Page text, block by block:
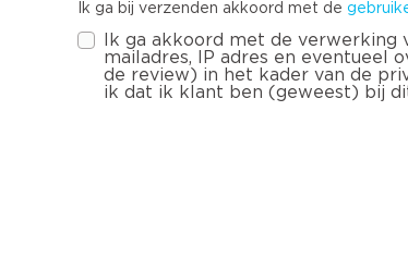
Ik ga bij verzenden akkoord met de
Ik ga akkoord met de verwerking
mailadres, IP adres en eventueel
de review) in het kader van de
ik dat ik klant ben (geweest) bij